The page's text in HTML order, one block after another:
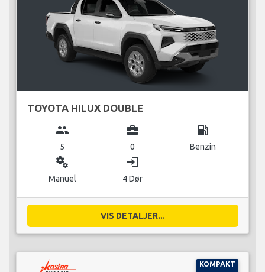
TOYOTA HILUX DOUBLE
group
5
business_center
0
local_gas_station
Benzin
miscellaneous_services
Manuel
login
4 Dør
VIS DETALJER...
KOMPAKT